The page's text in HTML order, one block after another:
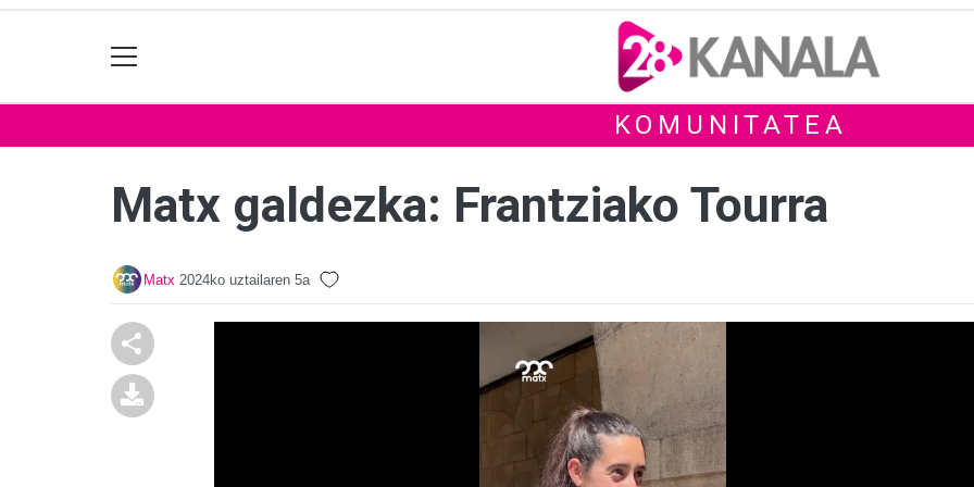
KOMUNITATEA
Matx galdezka: Frantziako Tourra
Matx 2024ko uztailaren 5a